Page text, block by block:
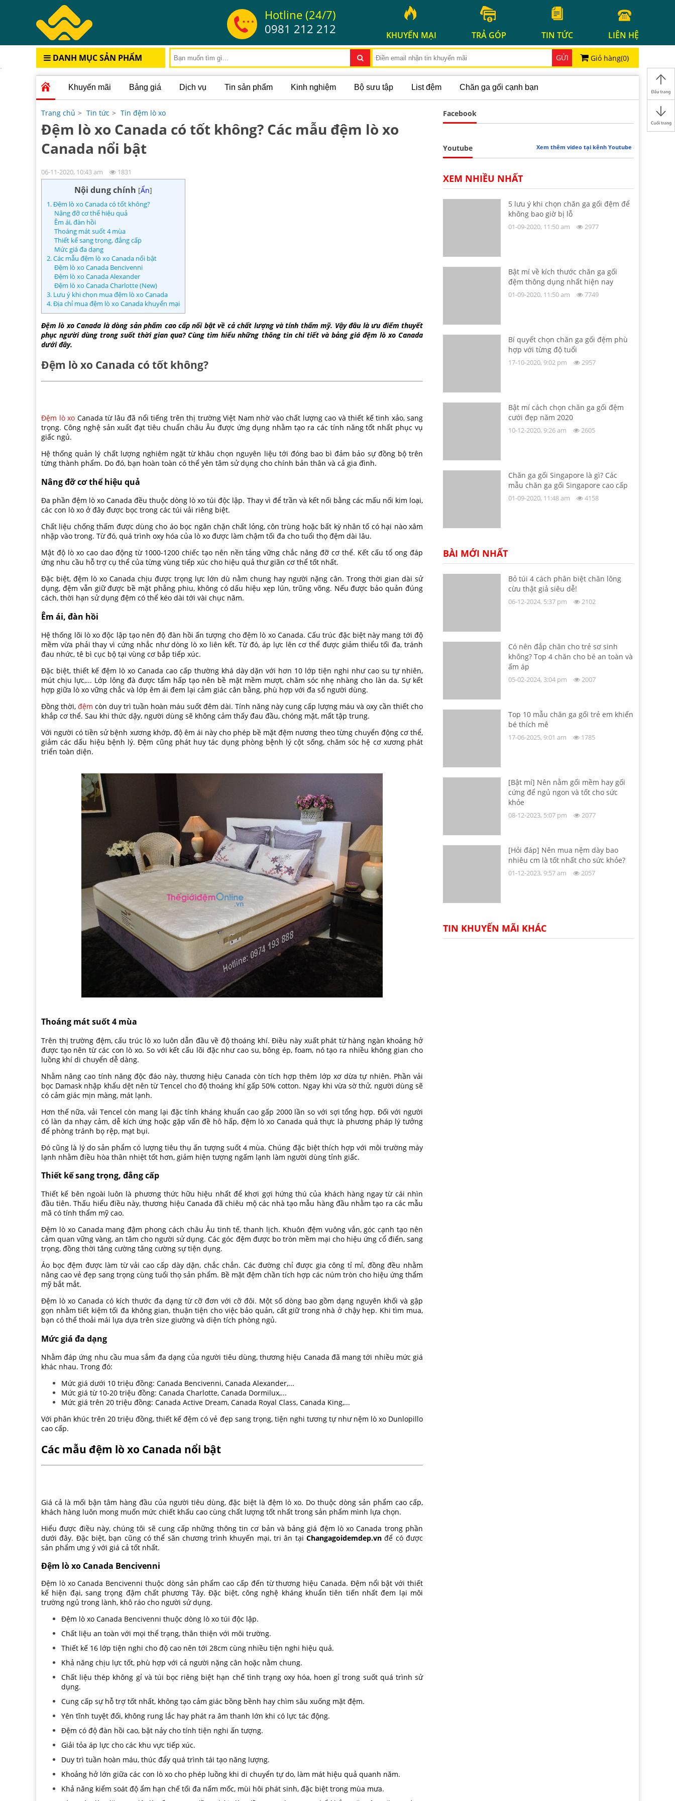
Hotline (24/7)
0981 212 212
KHUYẾN MẠI TRẢ GÓP TIN TỨC LIÊN HỆ
DANH MỤC SẢN PHẨM GỬI Giỏ hàng(0)
Khuyến mãi Bảng giá Dịch vụ Tin sản phẩm Kinh nghiệm Bộ sưu tập List đệm Chăn ga gối cạnh bạn
Trang chủ > Tin tức > Tin đệm lò xo
Đệm lò xo Canada có tốt không? Các mẫu đệm lò xo
Canada nổi bật
06-11-2020, 10:43 am 1831
Nội dung chính [Ẩn]
1. Đệm lò xo Canada có tốt không?
Nâng đỡ cơ thể hiệu quả
Êm ái, đàn hồi
Thoáng mát suốt 4 mùa
Thiết kế sang trọng, đẳng cấp
Mức giá đa dạng
2. Các mẫu đệm lò xo Canada nổi bật
Đệm lò xo Canada Bencivenni
Đệm lò xo Canada Alexander
Đệm lò xo Canada Charlotte (New)
3. Lưu ý khi chọn mua đệm lò xo Canada
4. Địa chỉ mua đệm lò xo Canada khuyến mại
Đệm lò xo Canada là dòng sản phẩm cao cấp nổi bật về cả chất lượng và tính thẩm mỹ. Vậy đâu là ưu điểm thuyết
phục người dùng trong suốt thời gian qua? Cùng tìm hiểu những thông tin chi tiết và bảng giá đệm lò xo Canada
dưới đây.
Đệm lò xo Canada có tốt không?
Đệm lò xo Canada từ lâu đã nổi tiếng trên thị trường Việt Nam nhờ vào chất lượng cao và thiết kế tinh xảo, sang
trọng. Công nghệ sản xuất đạt tiêu chuẩn châu Âu được ứng dụng nhằm tạo ra các tính năng tốt nhất phục vụ
giấc ngủ.
Hệ thống quản lý chất lượng nghiêm ngặt từ khâu chọn nguyên liệu tới đóng bao bì đảm bảo sự đồng bộ trên
từng thành phẩm. Do đó, bạn hoàn toàn có thể yên tâm sử dụng cho chính bản thân và cả gia đình.
Nâng đỡ cơ thể hiệu quả
Đa phần đệm lò xo Canada đều thuộc dòng lò xo túi độc lập. Thay vì để trần và kết nối bằng các mấu nối kim loại,
các con lò xo ở đây được bọc trong các túi vải riêng biệt.
Chất liệu chống thấm được dùng cho áo bọc ngăn chặn chất lỏng, côn trùng hoặc bất kỳ nhân tố có hại nào xâm
nhập vào trong. Từ đó, quá trình oxy hóa của lò xo được làm chậm tối đa cho tuổi thọ đệm dài lâu.
Mật độ lò xo cao dao động từ 1000-1200 chiếc tạo nên nền tảng vững chắc nâng đỡ cơ thể. Kết cấu tổ ong đáp
ứng nhu cầu hỗ trợ cụ thể của từng vùng tiếp xúc cho hiệu quả thư giãn cơ thể tốt nhất.
Đặc biệt, đệm lò xo Canada chịu được trọng lực lớn dù nằm chung hay người nặng cân. Trong thời gian dài sử
dụng, đệm vẫn giữ được bề mặt phẳng phiu, không có dấu hiệu xẹp lún, trũng võng. Nếu được bảo quản đúng
cách, thời hạn sử dụng đệm có thể kéo dài tới vài chục năm.
Êm ái, đàn hồi
Hệ thống lõi lò xo độc lập tạo nên độ đàn hồi ấn tượng cho đệm lò xo Canada. Cấu trúc đặc biệt này mang tới độ
mềm vừa phải thay vì cứng nhắc như dòng lò xo liên kết. Từ đó, áp lực lên cơ thể được giảm thiểu tối đa, tránh
đau nhức, tê bì cục bộ tại vùng cơ bắp tiếp xúc.
Đặc biệt, thiết kế đệm lò xo Canada cao cấp thường khá dày dặn với hơn 10 lớp tiện nghi như cao su tự nhiên,
mút chịu lực,... Lớp lông đà được tẩm hấp tạo nên bề mặt mềm mượt, chăm sóc nhẹ nhàng cho làn da. Sự kết
hợp giữa lò xo vững chắc và lớp êm ái đem lại cảm giác cân bằng, phù hợp với đa số người dùng.
Đồng thời, đệm còn duy trì tuần hoàn máu suốt đêm dài. Tính năng này cung cấp lượng máu và oxy cần thiết cho
khắp cơ thể. Sau khi thức dậy, người dùng sẽ không cảm thấy đau đầu, chóng mặt, mất tập trung.
Với người có tiền sử bệnh xương khớp, độ êm ái này cho phép bề mặt đệm nương theo từng chuyển động cơ thể,
giảm các dấu hiệu bệnh lý. Đệm cũng phát huy tác dụng phòng bệnh lý cột sống, chăm sóc hệ cơ xương phát
triển toàn diện.
Thoáng mát suốt 4 mùa
Trên thị trường đệm, cấu trúc lò xo luôn dẫn đầu về độ thoáng khí. Điều này xuất phát từ hàng ngàn khoảng hở
được tạo nên từ các con lò xo. So với kết cấu lõi đặc như cao su, bông ép, foam, nó tạo ra nhiều không gian cho
luồng khí di chuyển dễ dàng.
Nhằm nâng cao tính năng độc đáo này, thương hiệu Canada còn tích hợp thêm lớp xơ dừa tự nhiên. Phần vải
bọc Damask nhập khẩu dệt nên từ Tencel cho độ thoáng khí gấp 50% cotton. Ngay khi vừa sờ thử, người dùng sẽ
có cảm giác mịn màng, mát lạnh.
Hơn thế nữa, vải Tencel còn mang lại đặc tính kháng khuẩn cao gấp 2000 lần so với sợi tổng hợp. Đối với người
có làn da nhạy cảm, dễ kích ứng hoặc gặp vấn đề hô hấp, đệm lò xo Canada quả thực là phương pháp lý tưởng
để phòng tránh bọ rệp, mạt bụi.
Đó cũng là lý do sản phẩm có lượng tiêu thụ ấn tượng suốt 4 mùa. Chúng đặc biệt thích hợp với môi trường máy
lạnh nhằm điều hòa thân nhiệt tốt hơn, giảm hiện tượng ngấm lạnh làm người dùng tỉnh giấc.
Thiết kế sang trọng, đẳng cấp
Thiết kế bên ngoài luôn là phương thức hữu hiệu nhất để khơi gợi hứng thú của khách hàng ngay từ cái nhìn
đầu tiên. Thấu hiểu điều này, thương hiệu Canada đã chiêu mộ các nhà tạo mẫu hàng đầu nhằm tạo ra các mẫu
mã có tính thẩm mỹ cao.
Đệm lò xo Canada mang đậm phong cách châu Âu tinh tế, thanh lịch. Khuôn đệm vuông vắn, góc cạnh tạo nên
cảm quan vững vàng, an tâm cho người sử dụng. Các góc đệm được bo tròn mềm mại cho hiệu ứng cổ điển, sang
trọng, đồng thời tăng cường tăng cường sự tiện dụng.
Áo bọc đệm được làm từ vải cao cấp dày dặn, chắc chắn. Các đường chỉ được gia công tỉ mỉ, đồng đều nhằm
nâng cao vẻ đẹp sang trọng cùng tuổi thọ sản phẩm. Bề mặt đệm chần tích hợp các núm tròn cho hiệu ứng thẩm
mỹ bắt mắt.
Đệm lò xo Canada có kích thước đa dạng từ cỡ đơn với cỡ đôi. Một số dòng bao gồm dạng nguyên khối và gập
gọn nhằm tiết kiệm tối đa không gian, thuận tiện cho việc bảo quản, cất giữ trong nhà ở chậy hẹp. Khi tìm mua,
bạn có thể thoải mái lựa dựa trên size giường và diện tích phòng ngủ.
Mức giá đa dạng
Nhằm đáp ứng nhu cầu mua sắm đa dạng của người tiêu dùng, thương hiệu Canada đã mang tới nhiều mức giá
khác nhau. Trong đó:
Mức giá dưới 10 triệu đồng: Canada Bencivenni, Canada Alexander,...
Mức giá từ 10-20 triệu đồng: Canada Charlotte, Canada Dormilux,...
Mức giá trên 20 triệu đồng: Canada Active Dream, Canada Royal Class, Canada King,...
Với phân khúc trên 20 triệu đồng, thiết kế đệm có vẻ đẹp sang trọng, tiện nghi tương tự như nệm lò xo Dunlopillo
cao cấp.
Các mẫu đệm lò xo Canada nổi bật
Giá cả là mối bận tâm hàng đầu của người tiêu dùng, đặc biệt là đệm lò xo. Do thuộc dòng sản phẩm cao cấp,
khách hàng luôn mong muốn mức chiết khấu cao cùng chất lượng tốt nhất trong sản phẩm mình lựa chọn.
Hiểu được điều này, chúng tôi sẽ cung cấp những thông tin cơ bản và bảng giá đệm lò xo Canada trong phần
dưới đây. Đặc biệt, bạn cũng có thể săn chương trình khuyến mại, tri ân tạiChangagoidemdep.vn để có được
sản phẩm ưng ý với giá cả tốt nhất.
Đệm lò xo Canada Bencivenni
Đệm lò xo Canada Bencivenni thuộc dòng sản phẩm cao cấp đến từ thương hiệu Canada. Đệm nổi bật với thiết
kế hiện đại, sang trọng đậm chất phương Tây. Đặc biệt, công nghệ kháng khuẩn tiên tiến nhất đem lại môi
trường ngủ trong lành, khô ráo cho người sử dụng.
Đệm lò xo Canada Bencivenni thuộc dòng lò xo túi độc lập.
Chất liệu an toàn với mọi thể trạng, thân thiện với môi trường.
Thiết kế 16 lớp tiện nghi cho độ cao nên tới 28cm cùng nhiều tiện nghi hiệu quả.
Khả năng chịu lực tốt, phù hợp với cả người nặng cân hoặc nằm chung.
Chất liệu thép không gỉ và túi bọc riêng biệt hạn chế tình trạng oxy hóa, hoen gỉ trong suốt quá trình sử
dụng.
Cung cấp sự hỗ trợ tốt nhất, không tạo cảm giác bồng bềnh hay chìm sâu xuống mặt đệm.
Yên tĩnh tuyệt đối, không rung lắc hay phát ra âm thanh lớn khi có lực tác động.
Đệm có độ đàn hồi cao, bật nảy cho tính tiện nghi ấn tượng.
Giải tỏa áp lực cho các khu vực tiếp xúc.
Duy trì tuần hoàn máu, thúc đẩy quá trình tái tạo năng lượng.
Khoảng hở lớn giữa các con lò xo cho phép luồng khi di chuyển tự do, làm mát hiệu quả quanh năm.
Khả năng kiểm soát độ ẩm hạn chế tối đa nấm mốc, mùi hôi phát sinh, đặc biệt trong mùa mưa.
Facebook
Youtube Xem thêm video tại kênh Youtube
XEM NHIỀU NHẤT
5 lưu ý khi chọn chăn ga gối đệm để
không bao giờ bị lỗ
01-09-2020, 11:50 am 2977
Bật mí về kích thước chăn ga gối
đệm thông dụng nhất hiện nay
01-09-2020, 11:50 am 7749
Bí quyết chọn chăn ga gối đệm phù
hợp với từng độ tuổi
17-10-2020, 9:02 pm 2957
Bật mí cách chọn chăn ga gối đệm
cưới đẹp năm 2020
10-12-2020, 9:26 am 2605
Chăn ga gối Singapore là gì? Các
mẫu chăn ga gối Singapore cao cấp
01-09-2020, 11:48 am 4158
BÀI MỚI NHẤT
Bỏ túi 4 cách phân biệt chăn lông
cừu thật giả siêu dễ!
06-12-2024, 5:37 pm 2102
Có nên đắp chăn cho trẻ sơ sinh
không? Top 4 chăn cho bé an toàn và
ấm áp
05-02-2024, 3:04 pm 2007
Top 10 mẫu chăn ga gối trẻ em khiến
bé thích mê
17-06-2025, 9:01 am 1785
[Bật mí] Nên nằm gối mềm hay gối
cứng để ngủ ngon và tốt cho sức
khỏe
08-12-2023, 5:07 pm 2077
[Hỏi đáp] Nên mua nệm dày bao
nhiêu cm là tốt nhất cho sức khỏe?
01-12-2023, 9:57 am 2057
TIN KHUYẾN MÃI KHÁC